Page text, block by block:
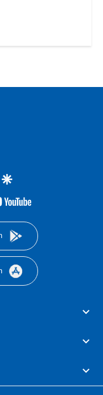
twittergoogle
youtube-